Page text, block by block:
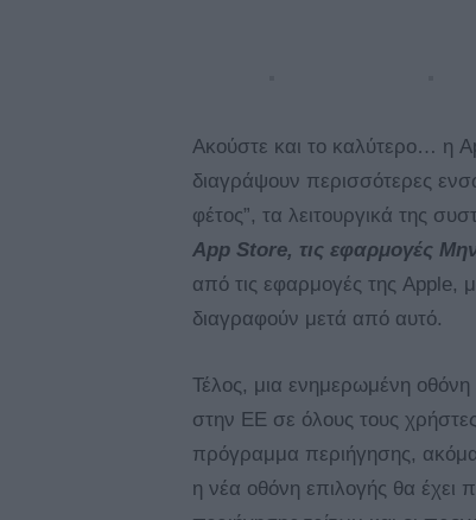
Ακούστε και το καλύτερο… η
διαγράψουν περισσότερες
φέτος”, τα λειτουργικά της
App Store, τις εφαρμογές
από τις εφαρμογές της Apple,
διαγραφούν μετά από αυτό.
Τέλος, μια ενημερωμένη
στην ΕΕ σε όλους τους
πρόγραμμα περιήγησης,
η νέα οθόνη επιλογής θα έχει